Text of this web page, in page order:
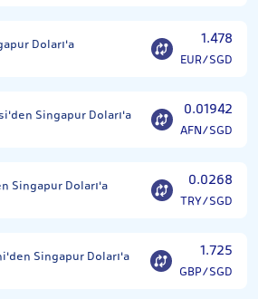
Doları'a 1.478
EUR/SGD
Singapur Doları'a 0.01942
AFN/SGD
Singapur Doları'a 0.0268
TRY/SGD
Singapur Doları'a 1.725
GBP/SGD